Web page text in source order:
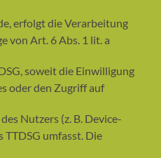
erfolgt die Verarbeitung
von Art. 6 Abs. 1 lit. a
soweit die Einwilligung
oder den Zugriff auf
Nutzers (z. B. Device-
TTDSG umfasst. Die